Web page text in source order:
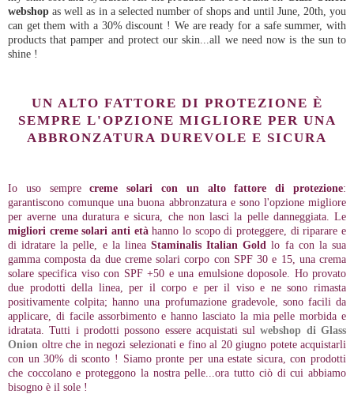
webshop as well as in a selected number of shops and until June, 20th, you
can get them with a 30% discount ! We are ready for a safe summer, with
products that pamper and protect our skin...all we need now is the sun to
shine !
UN ALTO FATTORE DI PROTEZIONE È
SEMPRE L'OPZIONE MIGLIORE PER UNA
ABBRONZATURA DUREVOLE E SICURA
Io uso semprecreme solari con un alto fattore di protezione:
garantiscono comunque una buona abbronzatura e sono l'opzione migliore
per averne una duratura e sicura, che non lasci la pelle danneggiata. Le
migliori creme solari anti etàhanno lo scopo di proteggere, di riparare e
di idratare la pelle, e la linea Staminalis Italian Goldlo fa con la sua
gamma composta da due creme solari corpo con SPF 30 e 15, una crema
solare specifica viso con SPF +50 e una emulsione doposole. Ho provato
due prodotti della linea, per il corpo e per il viso e ne sono rimasta
positivamente colpita; hanno una profumazione gradevole, sono facili da
applicare, di facile assorbimento e hanno lasciato la mia pelle morbida e
idratata. Tutti i prodotti possono essere acquistati sulwebshop di Glass
Onion oltre che in negozi selezionati e fino al 20 giugno potete acquistarli
con un 30% di sconto ! Siamo pronte per una estate sicura, con prodotti
che coccolano e proteggono la nostra pelle...ora tutto ciò di cui abbiamo
bisogno è il sole !